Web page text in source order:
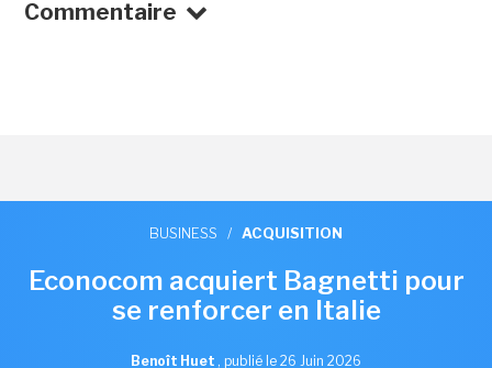
Commentaire
BUSINESS / ACQUISITION
Econocom acquiert Bagnetti pour
se renforcer en Italie
Benoît Huet , publié le 26 Juin 2026